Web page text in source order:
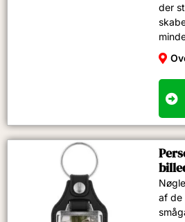
der
af de